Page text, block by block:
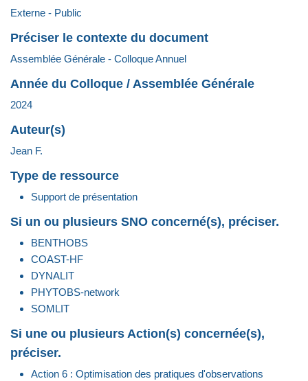
Externe - Public
Préciser le contexte du document
Assemblée Générale - Colloque Annuel
Année du Colloque / Assemblée Générale
2024
Auteur(s)
Jean F.
Type de ressource
Support de présentation
Si un ou plusieurs SNO concerné(s), préciser.
BENTHOBS
COAST-HF
DYNALIT
PHYTOBS-network
SOMLIT
Si une ou plusieurs Action(s) concernée(s),
préciser.
Action 6 : Optimisation des pratiques d'observations